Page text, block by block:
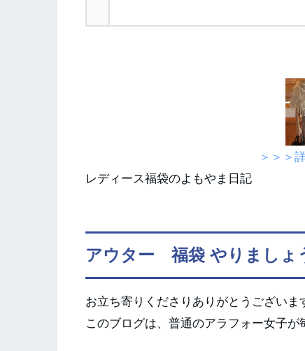
＞＞＞
レディース福袋のよもやま日記
アウター 福袋 やりましょ
お立ち寄りくださりありがとうございま
このブログは、普通のアラフォー女子